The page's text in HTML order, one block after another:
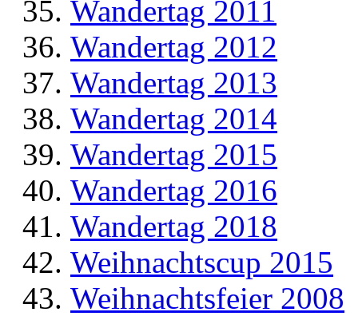
Wandertag 2011
Wandertag 2012
Wandertag 2013
Wandertag 2014
Wandertag 2015
Wandertag 2016
Wandertag 2018
Weihnachtscup 2015
Weihnachtsfeier 2008